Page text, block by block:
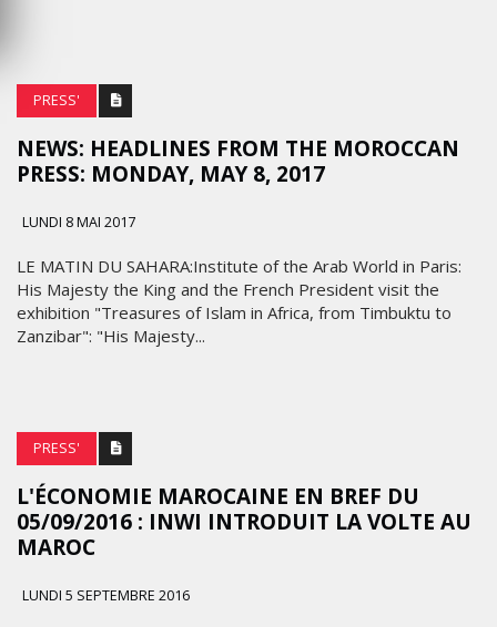
PRESS'
NEWS: HEADLINES FROM THE MOROCCAN
PRESS: MONDAY, MAY 8, 2017
LUNDI 8 MAI 2017
LE MATIN DU SAHARA:Institute of the Arab World in Paris:
His Majesty the King and the French President visit the
exhibition "Treasures of Islam in Africa, from Timbuktu to
Zanzibar": "His Majesty...
PRESS'
L'ÉCONOMIE MAROCAINE EN BREF DU
05/09/2016 : INWI INTRODUIT LA VOLTE AU
MAROC
LUNDI 5 SEPTEMBRE 2016